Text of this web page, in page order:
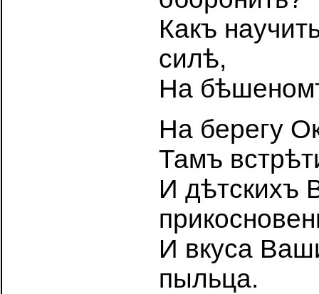
Какъ
силѣ,
На
На берегу
Тамъ
И дѣтскихъ
И вкуса
пыльца.